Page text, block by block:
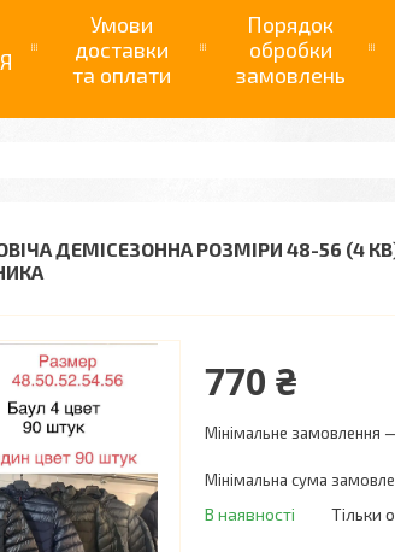
Умови
доставки
та оплати
Порядок
обробки
замовлень
ДЕМІСЕЗОННА РОЗМІРИ 48-56 (4
770 ₴
Мінімальне замовлення
Мінімальна сума
В наявності Тільки